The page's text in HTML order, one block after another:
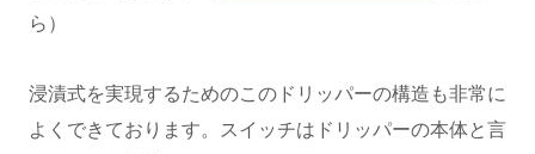
ら）
浸漬式を実現するためのこのドリッパーの構造も非常に
よくできております。スイッチはドリッパーの本体と言